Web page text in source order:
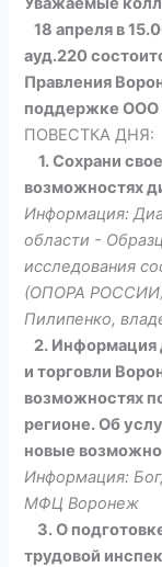
18 апреля в
ауд.220
Правления
поддержке ООО
ПОВЕСТКА ДНЯ:
1. Сохрани
возможностях
Информация:
области -
исследования
(ОПОРА РОССИИ).
Пилипенко,
2. Информация
и торговли
возможностях
регионе. Об
новые
Информация:
МФЦ Воронеж
3. О
трудовой